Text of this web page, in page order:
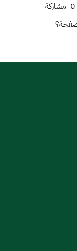
0 مشاركة